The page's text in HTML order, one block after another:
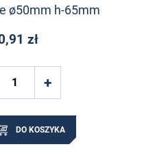
ø50mm h-65mm
zł
DO KOSZYKA